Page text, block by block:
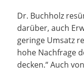
Dr. Buchholz
darüber, auch
geringe Umsatz
hohe Nachfrage
decken.“ Auch